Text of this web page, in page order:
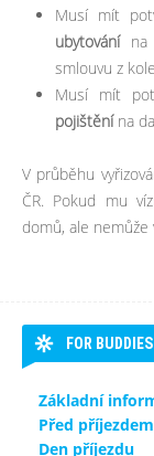
Musí mít
ubytovánína
smlouvu z
Musí mít
pojištěnína
V průběhu
ČR. Pokud mu
domů, ale nemůže
FOR BUDDIES
Základní
Před příjezdem
Den příjezdu